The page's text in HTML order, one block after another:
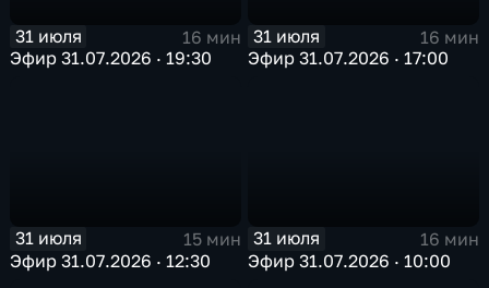
31 июля
16 мин
Эфир 31.07.2026 · 19:30
31 июля
16 мин
Эфир 31.07.2026 · 17:00
31 июля
15 мин
Эфир 31.07.2026 · 12:30
31 июля
16 мин
Эфир 31.07.2026 · 10:00